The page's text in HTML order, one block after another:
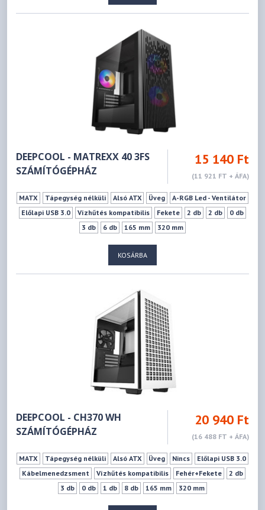
DEEPCOOL - MATREXX 40 3FS
SZÁMÍTÓGÉPHÁZ
15 140 Ft
(11 921 FT + ÁFA)
MATX Tápegység nélküli Alsó ATX Üveg
A-RGB Led - Ventilátor
Előlapi USB 3.0
Vízhűtés kompatibilis Fekete 2 db 2 db
0 db
3 db
6 db 165 mm 320 mm
KOSÁRBA
DEEPCOOL - CH370 WH
SZÁMÍTÓGÉPHÁZ
20 940 Ft
(16 488 FT + ÁFA)
MATX Tápegység nélküli Alsó ATX Üveg Nincs
Előlapi USB 3.0
Kábelmenedzsment
Vízhűtés kompatibilis Fehér+Fekete
2 db
3 db
0 db 1 db 8 db 165 mm 320 mm